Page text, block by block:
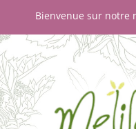
Bienvenue sur notre